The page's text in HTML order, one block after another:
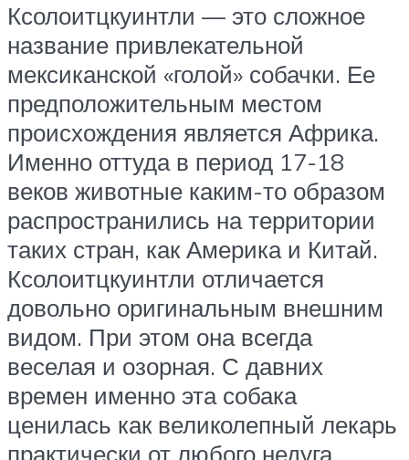
Ксолоитцкуинтли — это сложное
название привлекательной
мексиканской «голой» собачки. Ее
предположительным местом
происхождения является Африка.
Именно оттуда в период 17-18
веков животные каким-то образом
распространились на территории
таких стран, как Америка и Китай.
Ксолоитцкуинтли отличается
довольно оригинальным внешним
видом. При этом она всегда
веселая и озорная. С давних
времен именно эта собака
ценилась как великолепный лекарь
практически от любого недуга.